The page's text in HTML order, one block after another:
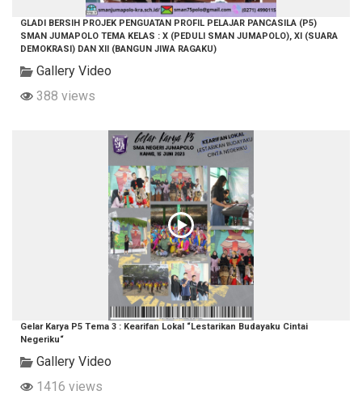
GLADI BERSIH PROJEK PENGUATAN PROFIL PELAJAR PANCASILA (P5)
SMAN JUMAPOLO TEMA KELAS : X (PEDULI SMAN JUMAPOLO), XI (SUARA
DEMOKRASI) DAN XII (BANGUN JIWA RAGAKU)
Gallery Video
388 views
Gelar Karya P5 Tema 3 : Kearifan Lokal “Lestarikan Budayaku Cintai
Negeriku“
Gallery Video
1416 views